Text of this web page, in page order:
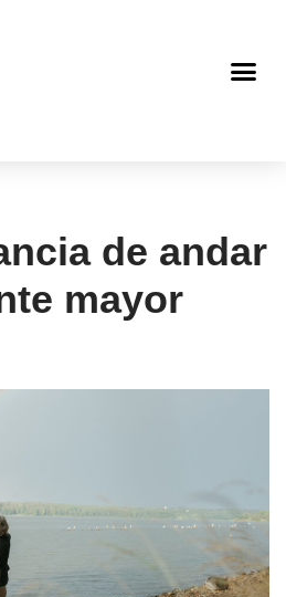
de andar
mayor